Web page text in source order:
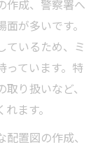
作成、警察署へ
が多いです。
ているため、ミ
っています。特
り扱いなど、
ます。
置図の作成、